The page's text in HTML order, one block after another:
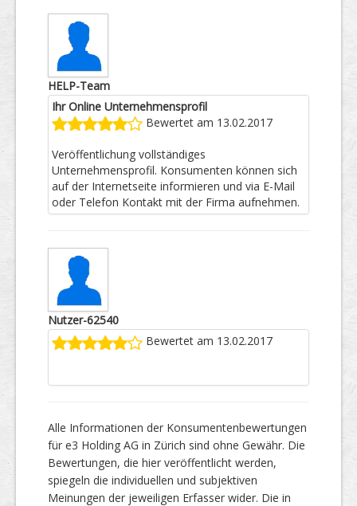
HELP-Team
Ihr Online Unternehmensprofil
Bewertet am 13.02.2017
Veröffentlichung vollständiges
Unternehmensprofil. Konsumenten können sich
auf der Internetseite informieren und via E-Mail
oder Telefon Kontakt mit der Firma aufnehmen.
Nutzer-62540
Bewertet am 13.02.2017
Alle Informationen der Konsumentenbewertungen
für e3 Holding AG in Zürich sind ohne Gewähr. Die
Bewertungen, die hier veröffentlicht werden,
spiegeln die individuellen und subjektiven
Meinungen der jeweiligen Erfasser wider. Die in